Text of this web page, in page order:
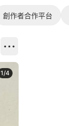
創作者合作平台
1/4